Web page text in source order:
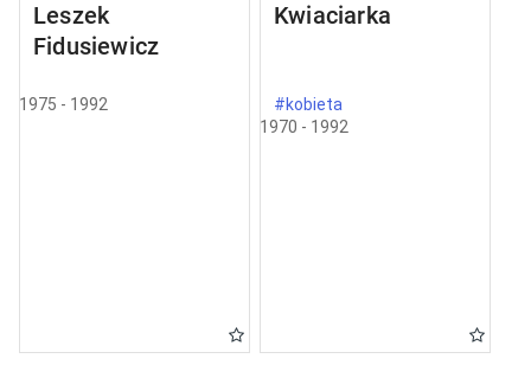
Leszek
Fidusiewicz
1975 - 1992
Kwiaciarka
#kobieta
1970 - 1992